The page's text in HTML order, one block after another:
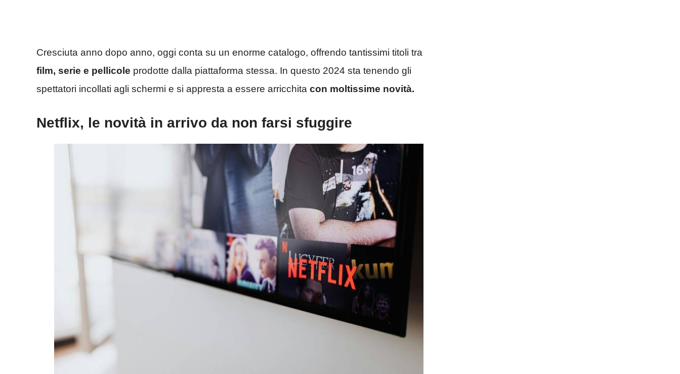
Cresciuta anno dopo anno, oggi conta su un enorme catalogo, offrendo tantissimi titoli tra
film, serie e pellicole prodotte dalla piattaforma stessa. In questo 2024 sta tenendo gli
spettatori incollati agli schermi e si appresta a essere arricchita con moltissime novità.
Netflix, le novità in arrivo da non farsi sfuggire